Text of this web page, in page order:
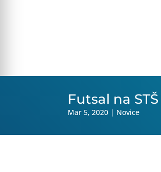
Futsal na
Mar 5, 2020 | Novice